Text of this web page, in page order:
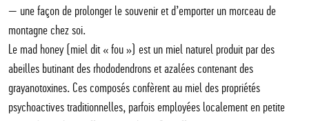
— une façon de prolonger le souvenir et d’emporter un morceau de
montagne chez soi.
Le mad honey (miel dit « fou ») est un miel naturel produit par des
abeilles butinant des rhododendrons et azalées contenant des
grayanotoxines. Ces composés confèrent au miel des propriétés
psychoactives traditionnelles, parfois employées localement en petite